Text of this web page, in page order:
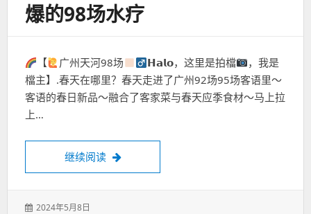
爆的98场水疗
【 广州天河98场 𝗛𝗮𝗹𝗼，这里是拍檔
，我是
檔主】.春天在哪里？春天走进了广州92场95场客语里～
客语的春日新品～融合了客家菜与春天应季食材～马上拉
上…
继续阅读 原来藏在广州白云这家人气火爆的98场水疗
发
2024年5月8日